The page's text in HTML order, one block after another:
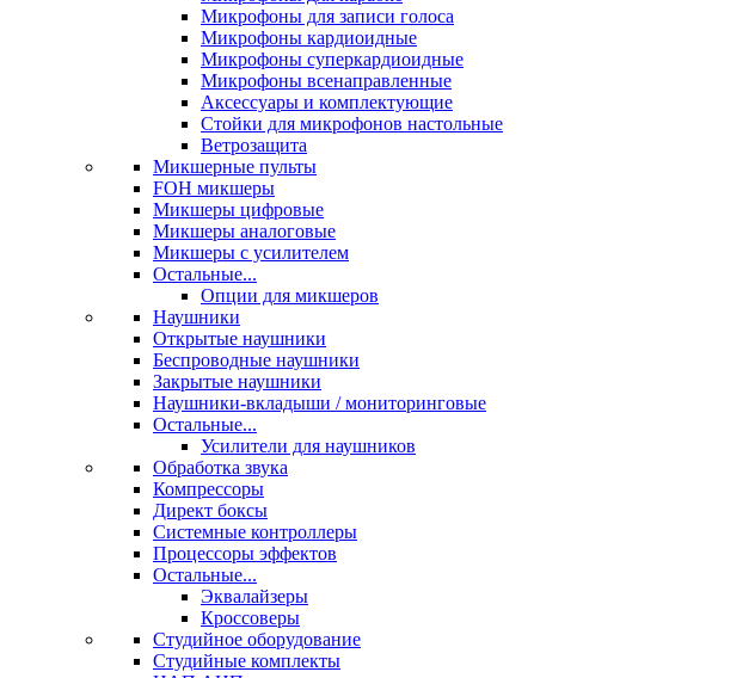
Микрофоны для записи голоса
Микрофоны кардиоидные
Микрофоны суперкардиоидные
Микрофоны всенаправленные
Аксессуары и комплектующие
Стойки для микрофонов настольные
Ветрозащита
Микшерные пульты
FOH микшеры
Микшеры цифровые
Микшеры аналоговые
Микшеры с усилителем
Остальные...
Опции для микшеров
Наушники
Открытые наушники
Беспроводные наушники
Закрытые наушники
Наушники-вкладыши / мониторинговые
Остальные...
Усилители для наушников
Обработка звука
Компрессоры
Директ боксы
Системные контроллеры
Процессоры эффектов
Остальные...
Эквалайзеры
Кроссоверы
Студийное оборудование
Студийные комплекты